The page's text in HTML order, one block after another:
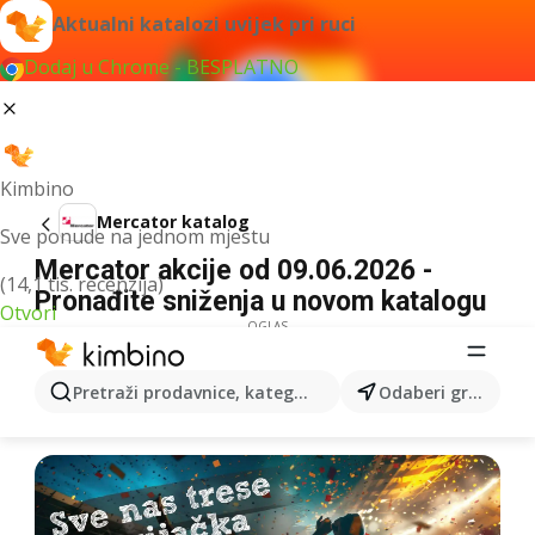
Aktualni katalozi uvijek pri ruci
Dodaj u Chrome - BESPLATNO
Kimbino
Sve ponude na jednom mjestu
(14,1 tis. recenzija)
Otvori
Pretraži prodavnice, kategorije, proizvode... Odaberi grad
Mercator katalog
Mercator akcije od 09.06.2026 -
Pronađite sniženja u novom katalogu
OGLAS